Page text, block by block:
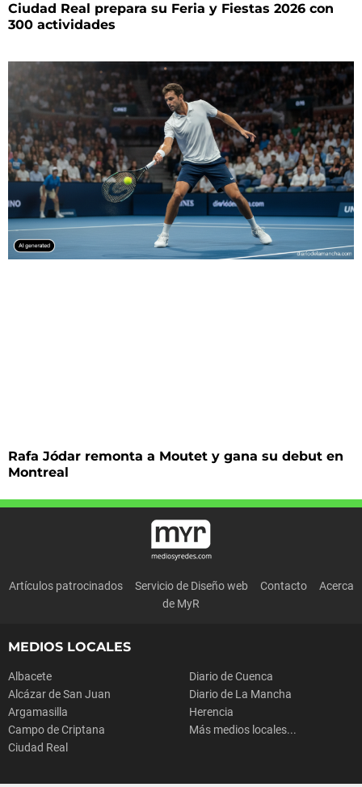
Ciudad Real prepara su Feria y Fiestas 2026 con
300 actividades
Rafa Jódar remonta a Moutet y gana su debut en
Montreal
Artículos patrocinados Servicio de Diseño web Contacto
Acerca
de MyR
MEDIOS LOCALES
Albacete
Alcázar de San Juan
Argamasilla
Campo de Criptana
Ciudad Real
Diario de Cuenca
Diario de La Mancha
Herencia
Más medios locales...